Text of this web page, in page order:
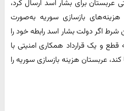
عربستان برای بشار اسد ارسال کرد،
هزینه‌های بازسازی سوریه به‌صورت
اگر دولت بشار اسد رابطه خود را
قطع ‌و یک قرارداد همکاری امنیتی با
عربستان هزینه بازسازی سوریه را